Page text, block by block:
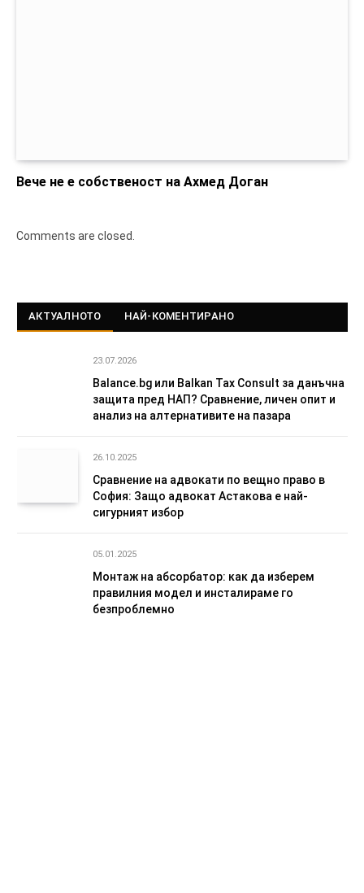
Вече не е собственост на Ахмед Доган
Comments are closed.
АКТУАЛНОТО НАЙ-КОМЕНТИРАНО
23.07.2026
Balance.bg или Balkan Tax Consult за данъчна
защита пред НАП? Сравнение, личен опит и
анализ на алтернативите на пазара
26.10.2025
Сравнение на адвокати по вещно право в
София: Защо адвокат Астакова е най-
сигурният избор
05.01.2025
Монтаж на абсорбатор: как да изберем
правилния модел и инсталираме го
безпроблемно